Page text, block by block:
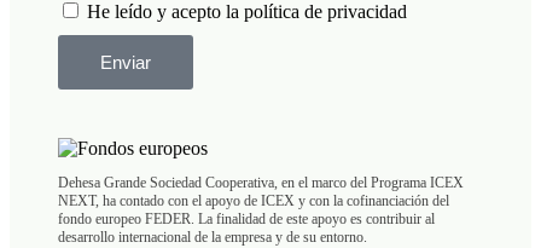
He leído y acepto la política de privacidad
Enviar
Dehesa Grande Sociedad Cooperativa, en el marco del Programa ICEX
NEXT, ha contado con el apoyo de ICEX y con la cofinanciación del
fondo europeo FEDER. La finalidad de este apoyo es contribuir al
desarrollo internacional de la empresa y de su entorno.